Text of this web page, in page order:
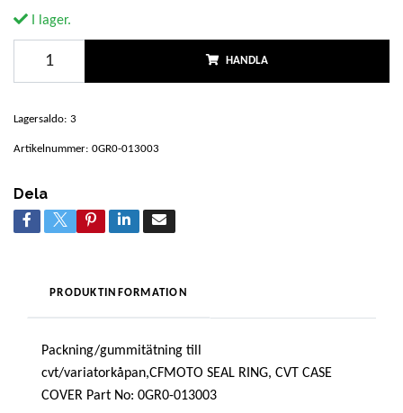
I lager.
HANDLA
Lagersaldo: 3
Artikelnummer: 0GR0-013003
Dela
PRODUKTINFORMATION
Packning/gummitätning till
cvt/variatorkåpan,CFMOTO SEAL RING, CVT CASE
COVER Part No: 0GR0-013003